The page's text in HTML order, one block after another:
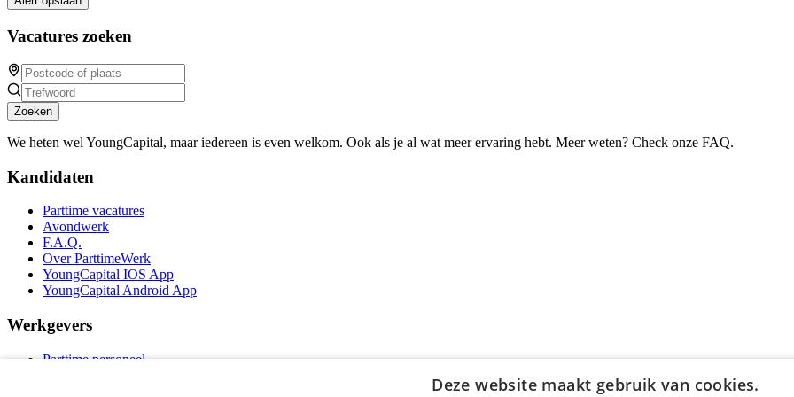
Vacatures zoeken
Zoeken
We heten wel YoungCapital, maar iedereen is even welkom. Ook als je al wat meer ervaring hebt. Meer weten? Check onze FAQ.
Kandidaten
Parttime vacatures
Avondwerk
F.A.Q.
Over ParttimeWerk
YoungCapital IOS App
YoungCapital Android App
Werkgevers
Parttime personeel
Deze website maakt gebruik van cookies.